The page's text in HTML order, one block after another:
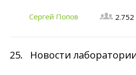
Сергей Попов 2.752
25. Новости